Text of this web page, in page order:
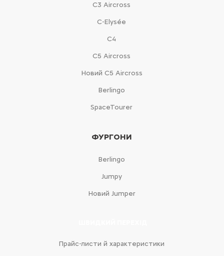
С3 Aircross
C-Elysée
С4
С5 Aircross
Новий С5 Aircross
Berlingo
SpaceTourer
ФУРГОНИ
Berlingo
Jumpy
Новий Jumper
Прайс-листи й характеристики